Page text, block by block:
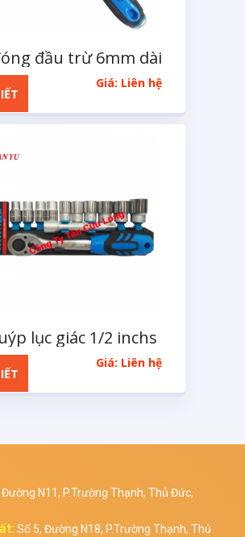
đầu trừ 6mm dài
Giá: Liên hệ
lục giác 1/2 inchs
tiết
Giá: Liên hệ
N11, P.Trường Thạnh, Thủ Đức,
Số 5, Đường N18, P.Trường Thạnh, Thủ